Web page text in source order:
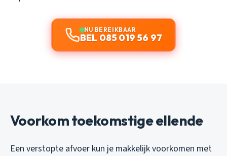
NU BEREIKBAAR
BEL 085 019 56 97
Voorkom toekomstige ellende
Een verstopte afvoer kun je makkelijk voorkomen met